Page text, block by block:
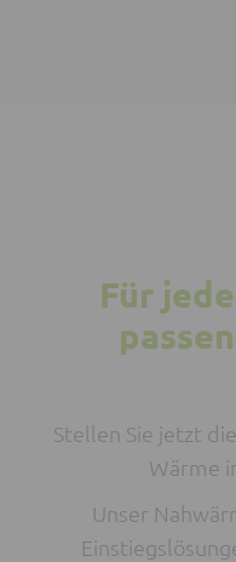
Für
Stellen Sie jetzt
Wärme
Unser